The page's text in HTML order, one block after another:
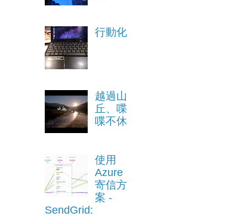
行動化
越過山
丘、喋
喋不休
使用
Azure
寄信方
案 -
SendGrid: